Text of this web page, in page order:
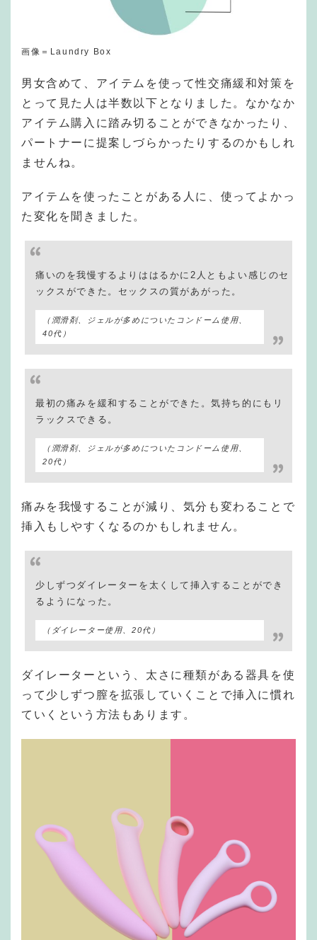
画像＝Laundry Box
男女含めて、アイテムを使って性交痛緩和対策を
とって見た人は半数以下となりました。なかなか
アイテム購入に踏み切ることができなかったり、
パートナーに提案しづらかったりするのかもしれ
ませんね。
アイテムを使ったことがある人に、使ってよかっ
た変化を聞きました。
痛いのを我慢するよりははるかに2人ともよい感じのセ
ックスができた。セックスの質があがった。
（潤滑剤、ジェルが多めについたコンドーム使用、
40代）
最初の痛みを緩和することができた。気持ち的にもリ
ラックスできる。
（潤滑剤、ジェルが多めについたコンドーム使用、
20代）
痛みを我慢することが減り、気分も変わることで
挿入もしやすくなるのかもしれません。
少しずつダイレーターを太くして挿入することができ
るようになった。
（ダイレーター使用、20代）
ダイレーターという、太さに種類がある器具を使
って少しずつ膣を拡張していくことで挿入に慣れ
ていくという方法もあります。